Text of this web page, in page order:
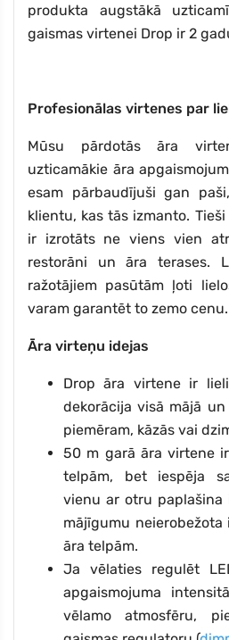
produkta augstākā
gaismas virtenei Drop ir 2
Profesionālas virtenes par
Mūsu pārdotās āra
uzticamākie āra
esam pārbaudījuši gan
klientu, kas tās izmanto.
ir izrotāts ne viens vien
restorāni un āra terases.
ražotājiem pasūtām ļoti
varam garantēt to zemo cenu.
Āra virteņu idejas
Drop āra virtene ir
dekorācija visā mājā
piemēram, kāzās vai
50 m garā āra virtene
telpām, bet iespēja
vienu ar otru
mājīgumu neierobežota
āra telpām.
Ja vēlaties regulēt
apgaismojuma
vēlamo atmosfēru,